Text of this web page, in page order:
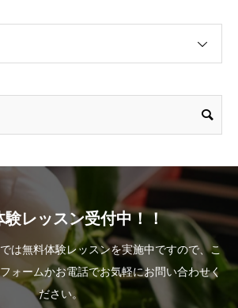
験レッスン受付中！！
は無料体験レッスンを実施中ですので、こ
ォームかお電話でお気軽にお問い合わせく
ださい。